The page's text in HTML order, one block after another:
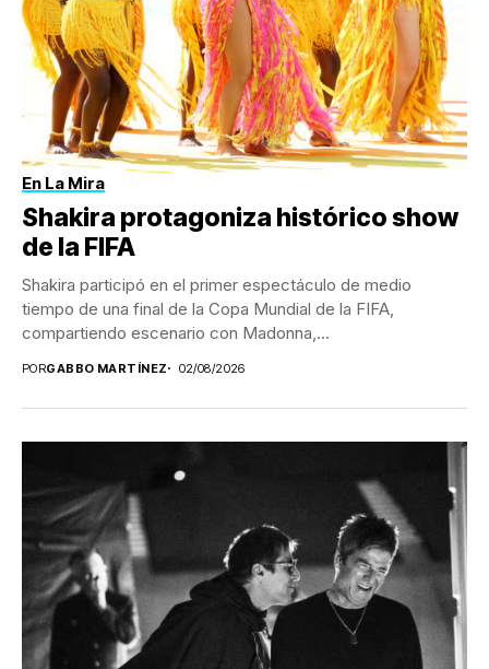
En La Mira
Shakira protagoniza histórico show
de la FIFA
Shakira participó en el primer espectáculo de medio
tiempo de una final de la Copa Mundial de la FIFA,
compartiendo escenario con Madonna,...
PORGABBO MARTÍNEZ 02/08/2026